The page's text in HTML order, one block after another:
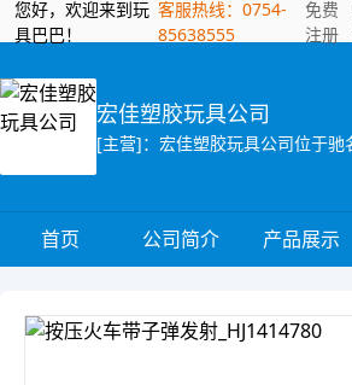
您好，欢迎来到玩
具巴巴！
客服热线：0754-
85638555
免费
注册
宏佳塑胶玩具公司
首页 公司简介 产品展示